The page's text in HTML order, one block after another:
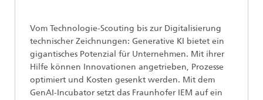
Vom Technologie-Scouting bis zur Digitalisierung
technischer Zeichnungen: Generative KI bietet ein
gigantisches Potenzial für Unternehmen. Mit ihrer
Hilfe können Innovationen angetrieben, Prozesse
optimiert und Kosten gesenkt werden. Mit dem
GenAI-Incubator setzt das Fraunhofer IEM auf ein